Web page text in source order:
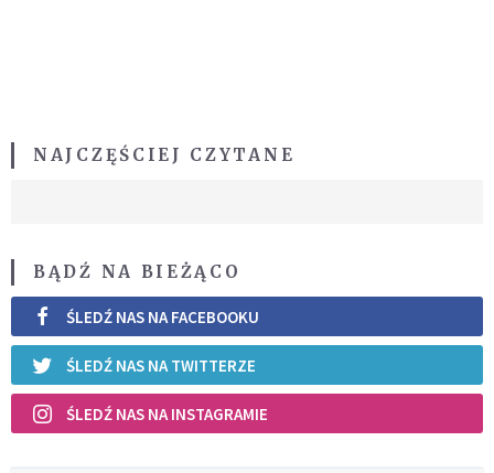
NAJCZĘŚCIEJ CZYTANE
BĄDŹ NA BIEŻĄCO
ŚLEDŹ NAS NA FACEBOOKU
ŚLEDŹ NAS NA TWITTERZE
ŚLEDŹ NAS NA INSTAGRAMIE